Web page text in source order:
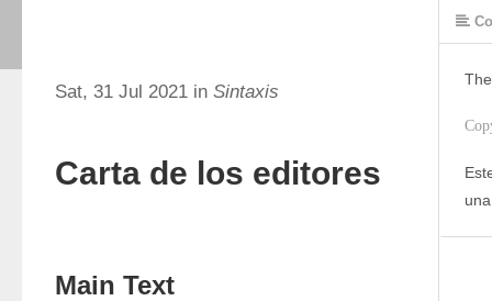
Sat, 31 Jul 2021 in Sintaxis
Carta de los editores
Main Text